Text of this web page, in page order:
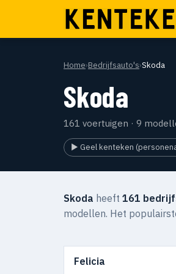
Home›Bedrijfsauto's›Skoda
Skoda
161 voertuigen · 9
▶ Geel kenteken
Skoda heeft 161
modellen. Het
Felicia